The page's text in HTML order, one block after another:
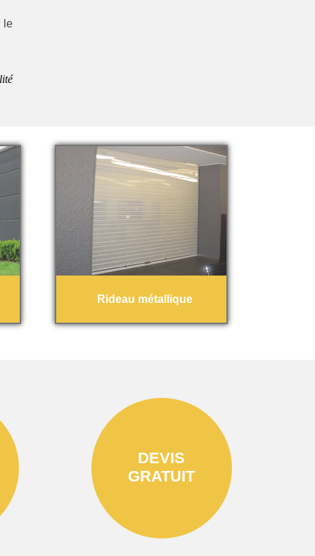
le
Rideau métallique
DEVIS
GRATUIT